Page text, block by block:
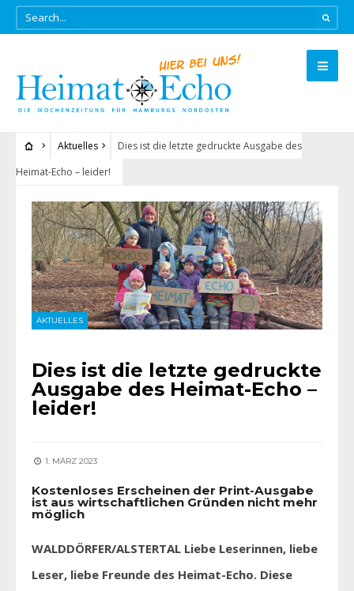
Aktuelles
Dies ist die letzte gedruckte Ausgabe des
Heimat-Echo – leider!
AKTUELLES
Dies ist die letzte gedruckte
Ausgabe des Heimat-Echo –
leider!
1. MÄRZ 2023
Kostenloses Erscheinen der Print-Ausgabe
ist aus wirtschaftlichen Gründen nicht mehr
möglich
WALDDÖRFER/ALSTERTAL Liebe Leserinnen, liebe
Leser, liebe Freunde des Heimat-Echo. Diese